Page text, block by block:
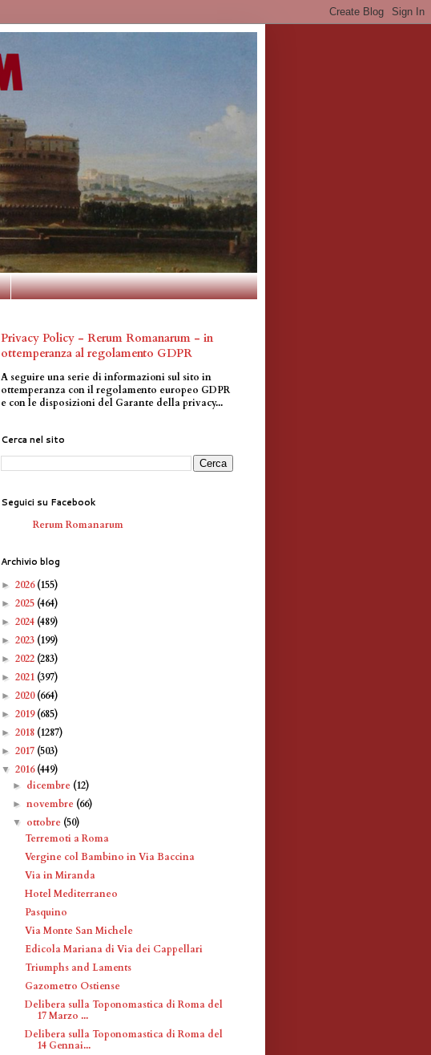
Privacy Policy - Rerum Romanarum - in
ottemperanza al regolamento GDPR
A seguire una serie di informazioni sul sito in
ottemperanza con il regolamento europeo GDPR
e con le disposizioni del Garante della privacy...
Cerca nel sito
Seguici su Facebook
Rerum Romanarum
Archivio blog
► 2026(155)
► 2025 (464)
► 2024 (489)
► 2023 (199)
► 2022 (283)
► 2021 (397)
► 2020(664)
► 2019(685)
► 2018 (1287)
► 2017 (503)
▼ 2016(449)
► dicembre (12)
►novembre (66)
▼ ottobre (50)
Terremoti a Roma
Vergine col Bambino in Via Baccina
Via in Miranda
Hotel Mediterraneo
Pasquino
Via Monte San Michele
Edicola Mariana di Via dei Cappellari
Triumphs and Laments
Gazometro Ostiense
Delibera sulla Toponomastica di Roma del
17 Marzo ...
Delibera sulla Toponomastica di Roma del
14 Gennai...